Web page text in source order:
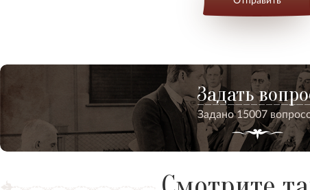
Задать
Задано 15007